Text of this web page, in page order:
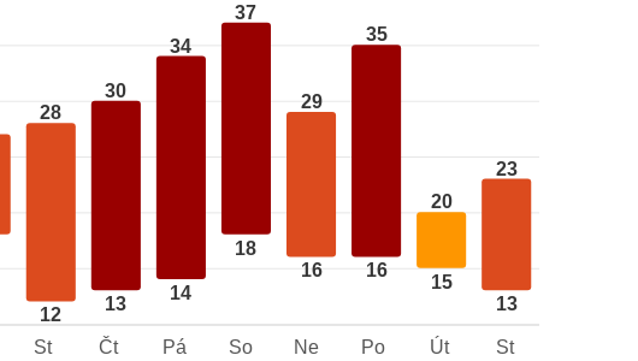
28
12
30
13
34
14
37
18
29
16
35
16
20
15
23
13
St Čt Pá So Ne Po Út St